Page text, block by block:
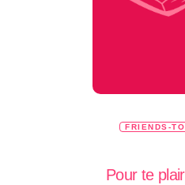
FRIENDS-
Pour te